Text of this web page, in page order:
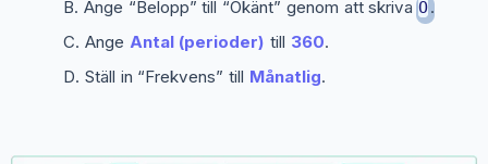
Ange “Belopp” till “Okänt” genom att skrivaO.
Ange Antal (perioder) till 360.
Ställ in “Frekvens” till Månatlig.